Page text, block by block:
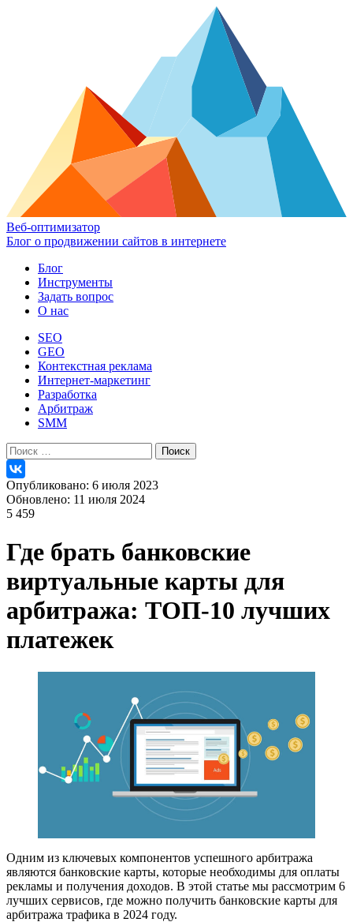
Веб-оптимизатор
Блог о продвижении сайтов в интернете
Блог
Инструменты
Задать вопрос
О нас
SEO
GEO
Контекстная реклама
Интернет-маркетинг
Разработка
Арбитраж
SMM
Найти:
Опубликовано: 6 июля 2023
Обновлено: 11 июля 2024
5 459
Где брать банковские
виртуальные карты для
арбитража: ТОП-10 лучших
платежек
Одним из ключевых компонентов успешного арбитража
являются банковские карты, которые необходимы для оплаты
рекламы и получения доходов. В этой статье мы рассмотрим 6
лучших сервисов, где можно получить банковские карты для
арбитража трафика в 2024 году.